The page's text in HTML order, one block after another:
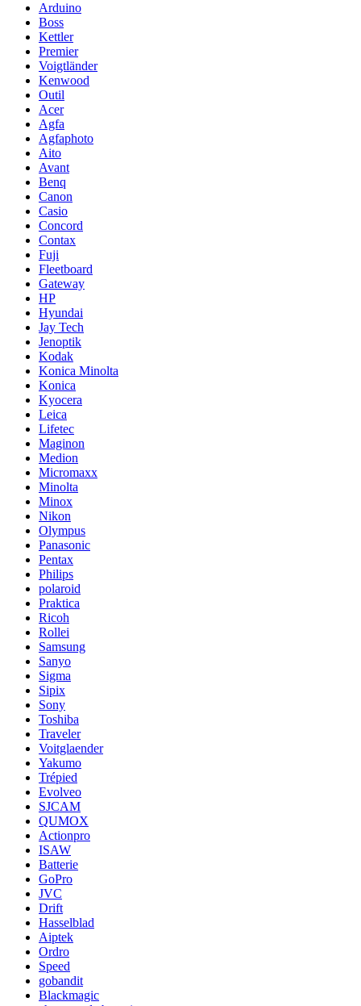
Arduino
Boss
Kettler
Premier
Voigtländer
Kenwood
Outil
Acer
Agfa
Agfaphoto
Aito
Avant
Benq
Canon
Casio
Concord
Contax
Fuji
Fleetboard
Gateway
HP
Hyundai
Jay Tech
Jenoptik
Kodak
Konica Minolta
Konica
Kyocera
Leica
Lifetec
Maginon
Medion
Micromaxx
Minolta
Minox
Nikon
Olympus
Panasonic
Pentax
Philips
polaroid
Praktica
Ricoh
Rollei
Samsung
Sanyo
Sigma
Sipix
Sony
Toshiba
Traveler
Voitglaender
Yakumo
Trépied
Evolveo
SJCAM
QUMOX
Actionpro
ISAW
Batterie
GoPro
JVC
Drift
Hasselblad
Aiptek
Ordro
Speed
gobandit
Blackmagic